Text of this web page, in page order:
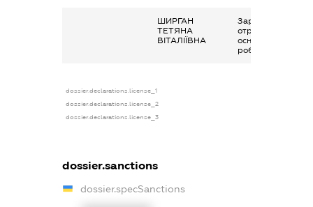
ШИРГАН
ТЕТЯНА
ВІТАЛІЇВНА
Заробітна плата
отримана за
основним місцем
роботи
dossier.declarations.license_1
dossier.declarations.license_2
dossier.declarations.license_3
dossier.sanctions
dossier.specSanctions